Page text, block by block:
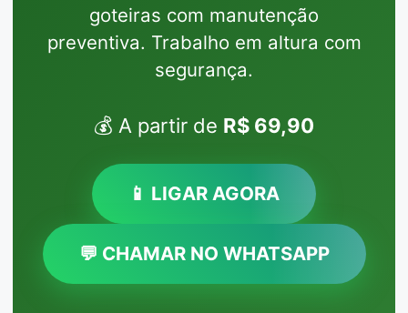
goteiras com manutenção
preventiva. Trabalho em altura com
segurança.
💰 A partir de R$ 69,90
📱 LIGAR AGORA
💬 CHAMAR NO WHATSAPP